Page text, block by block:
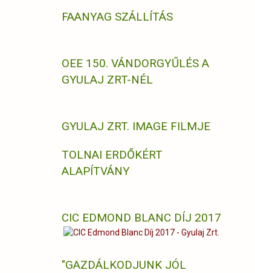
FAANYAG SZÁLLÍTÁS
OEE 150. VÁNDORGYŰLÉS A
GYULAJ ZRT-NÉL
GYULAJ ZRT. IMAGE FILMJE
TOLNAI ERDŐKÉRT
ALAPÍTVÁNY
CIC EDMOND BLANC DÍJ 2017
"GAZDÁLKODJUNK JÓL